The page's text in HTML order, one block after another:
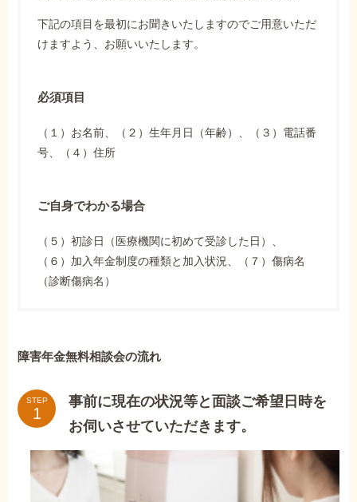
下記の項目を最初にお聞きいたしますのでご用意いただ
けますよう、お願いいたします。
必須項目
（１）お名前、（２）生年月日（年齢）、（３）電話番
号、（４）住所
ご自身でわかる場合
（５）初診日（医療機関に初めて受診した日）、
（６）加入年金制度の種類と加入状況、（７）傷病名
（診断傷病名）
障害年金無料相談会の流れ
STEP
事前に現在の状況等と面談ご希望日時を
お伺いさせていただきます。